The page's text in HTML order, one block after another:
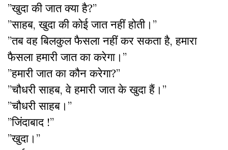
”खुदा की जात क्या है?”
”साहब, खुदा की कोई जात नहीं होती।”
”तब वह बिलकुल फैसला नहीं कर सकता है, हमारा
फैसला हमारी जात का करेगा।”
”हमारी जात का कौन करेगा?”
”चौधरी साहब, वे हमारी जात के खुदा हैं।”
”चौधरी साहब।”
”जिंदाबाद !”
”खुदा।”